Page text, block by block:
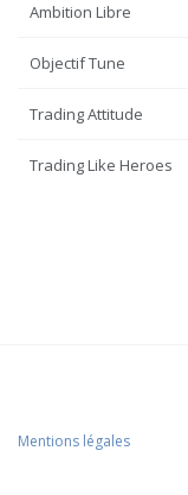
Ambition Libre
Objectif Tune
Trading Attitude
Trading Like Heroes
Mentions légales